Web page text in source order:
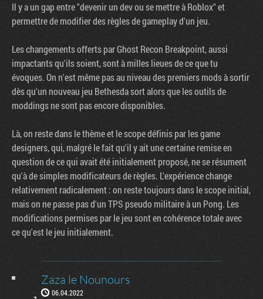
Il y a un gap entre "devenir un dev ou se mettre à Roblox" et
permettre de modifier des règles de gameplay d'un jeu.
Les changements offerts par Ghost Recon Breakpoint, aussi
impactants qu'ils soient, sont à milles lieues de ce que tu
évoques. On n'est même pas au niveau des premiers mods à sortir
dès qu'un nouveau jeu Bethesda sort alors que les outils de
moddings ne sont pas encore disponibles.
Là, on reste dans le thème et le scope définis par les game
designers, qui, malgré le fait qu'il y ait une certaine remise en
question de ce qui avait été initialement proposé, ne se résument
qu'à de simples modificateurs de règles. L'expérience change
relativement radicalement : on reste toujours dans le scope initial,
mais on ne passe pas d'un TPS pseudo militaire à un Pong. Les
modifications permises par le jeu sont en cohérence totale avec
ce qu'est le jeu initialement.
Zaza le Nounours
06.04.2022